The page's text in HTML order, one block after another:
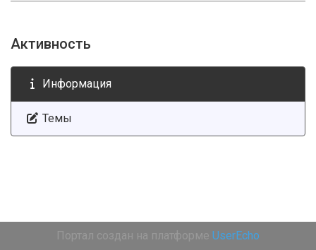
Активность
Информация
Темы
Портал создан на платформе UserEcho